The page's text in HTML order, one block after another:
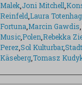
Malek, Joni Mitchell
Reinfeld Laura
Fortuna Marcin Gawdis
Music, Polen Rebekka
Perez Sol Kulturbar,
Käseberg,Tomasz